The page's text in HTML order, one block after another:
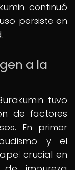
continuó
persiste en
a la
tuvo
de factores
En primer
y el
crucial en